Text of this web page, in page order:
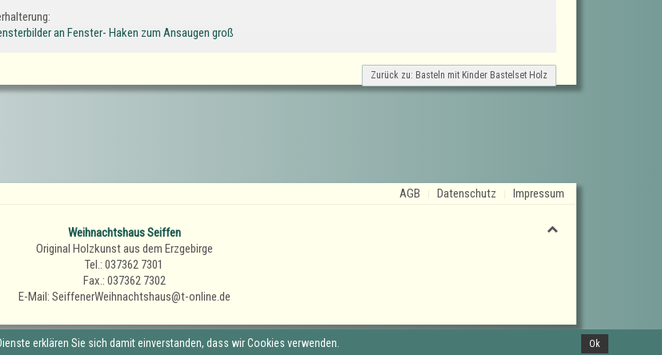
an Fenster- Haken zum Ansaugen groß
Zurück zu: Basteln mit Kinder Bastelset Holz
AGB Datenschutz Impressum
Weihnachtshaus Seiffen
Original Holzkunst aus dem Erzgebirge
Tel.: 037362 7301
Fax.: 037362 7302
E-Mail: SeiffenerWeihnachtshaus@t-online.de
erklären Sie sich damit einverstanden, dass wir Cookies verwenden. Ok